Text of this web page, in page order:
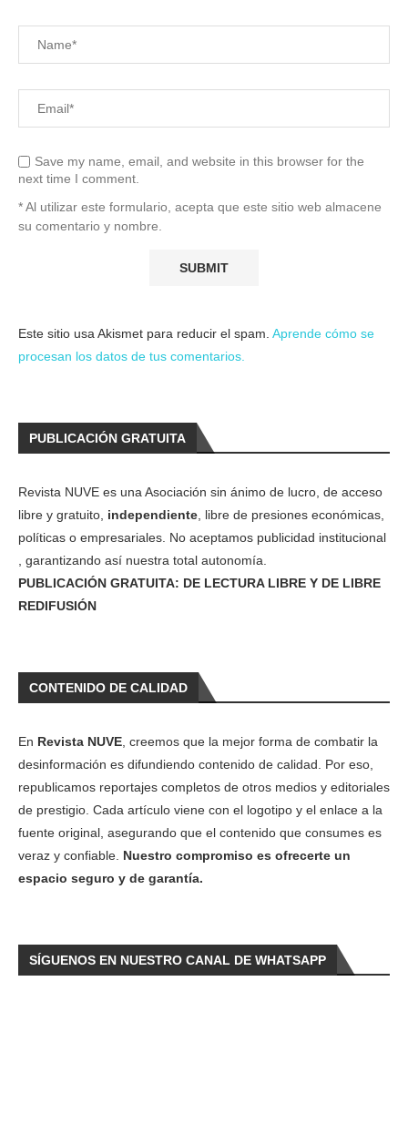
Save my name, email, and website in this browser for the
next time I comment.
* Al utilizar este formulario, acepta que este sitio web almacene
su comentario y nombre.
Este sitio usa Akismet para reducir el spam. Aprende cómo se
procesan los datos de tus comentarios.
PUBLICACIÓN GRATUITA
Revista NUVE es una Asociación sin ánimo de lucro, de acceso
libre y gratuito, independiente , libre de presiones económicas,
políticas o empresariales. No aceptamos publicidad institucional
, garantizando así nuestra total autonomía.
PUBLICACIÓN GRATUITA: DE LECTURA LIBRE Y DE LIBRE
REDIFUSIÓN
CONTENIDO DE CALIDAD
En Revista NUVE , creemos que la mejor forma de combatir la
desinformación es difundiendo contenido de calidad. Por eso,
republicamos reportajes completos de otros medios y editoriales
de prestigio. Cada artículo viene con el logotipo y el enlace a la
fuente original, asegurando que el contenido que consumes es
veraz y confiable. Nuestro compromiso es ofrecerte un
espacio seguro y de garantía.
SÍGUENOS EN NUESTRO CANAL DE WHATSAPP